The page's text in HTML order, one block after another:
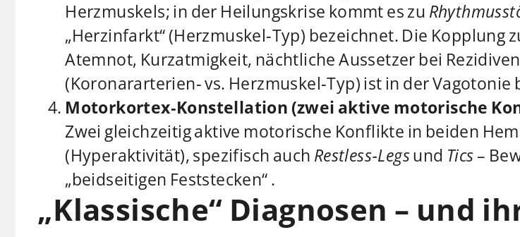
Herzmuskels; in der Heilungskrise kommt es zu
„Herzinfarkt“ (Herzmuskel‑Typ) bezeichnet. Die
Atemnot, Kurzatmigkeit, nächtliche Aussetzer bei
(Koronararterien‑ vs. Herzmuskel‑Typ) ist in der Vagotonie
Motorkortex‑Konstellation (zwei aktive motorische
Zwei gleichzeitig aktive motorische Konflikte in beiden
(Hyperaktivität), spezifisch auch Restless‑Legsund Tics–
„beidseitigen Feststecken“ .
„Klassische“ Diagnosen – und